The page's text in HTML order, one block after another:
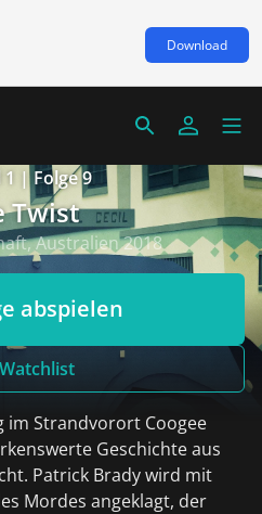
Download
1 | Folge 9
Twist
Australien 2018
abspielen
Watchlist
im Strandvorort Coogee
Geschichte aus
Patrick Brady wird mit
Mordes angeklagt, der